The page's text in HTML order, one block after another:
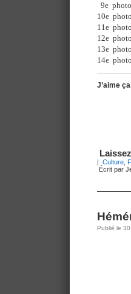
9e
10e
11e
12e
13e
14e
J’aime
| Culture
Écrit par
Publié le